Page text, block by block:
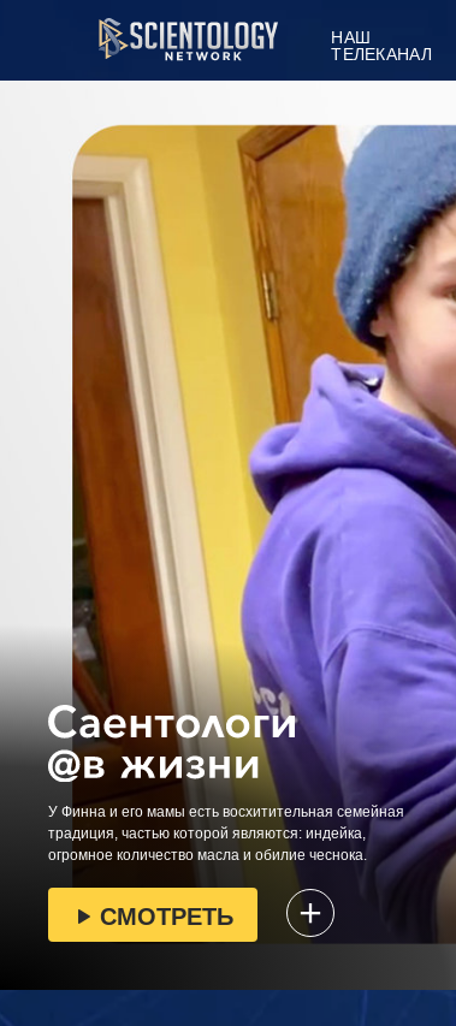
НАШ
ТЕЛЕКАНАЛ
У Финна и его мамы есть восхитительная семейная
традиция, частью которой являются: индейка,
огромное количество масла и обилие чеснока.
СМОТРЕТЬ